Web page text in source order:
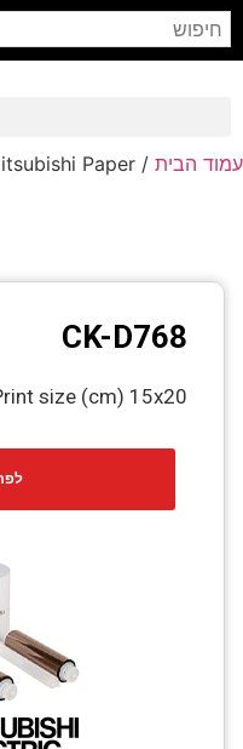
Grabber
Camera
Equipment
Fiber Optic
Printers
עמוד הבית /
Paper
CK-D768
size (cm) 15x20